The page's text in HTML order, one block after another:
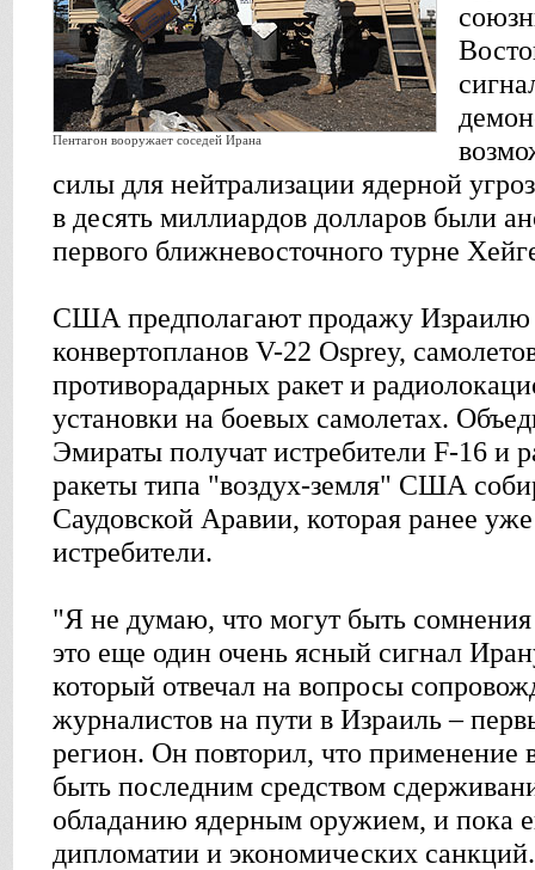
Пентагон вооружает соседей Ирана
силы для нейтрализации ядерной
в десять миллиардов долларов были
первого ближневосточного турне
США предполагают продажу Израилю
конвертопланов V-22 Osprey,
противорадарных ракет и
установки на боевых самолетах.
Эмираты получат истребители F-16 и
ракеты типа "воздух-земля" США
Саудовской Аравии, которая ранее
истребители.
"Я не думаю, что могут быть сомнения
это еще один очень ясный сигнал
который отвечал на вопросы
журналистов на пути в Израиль –
регион. Он повторил, что
быть последним средством
обладанию ядерным оружием, и пока
дипломатии и экономических санкций.